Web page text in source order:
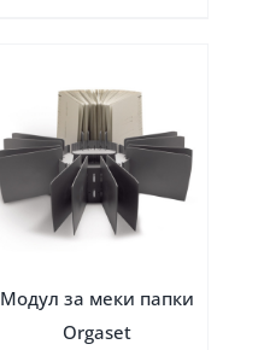
Модул за меки папки
Orgaset